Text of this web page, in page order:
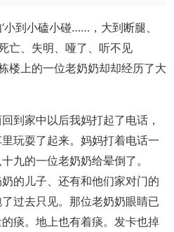
小到小磕小碰……，大到断腿、
亡、失明、哑了、听不见
楼上的一位老奶奶却却经历了大
到家中以后我妈打起了电话，
玩耍了起来。妈妈打着电话一
九的一位老奶奶给晕倒了。
的儿子、还有和他们家对门的
过去只见。那位老奶奶眼睛已
痰。地上也有着痰。发卡也掉